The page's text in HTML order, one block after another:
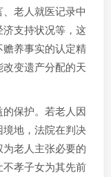
老人就医记录中
支持状况等，这
养事实的认定精
变遗产分配的天
保护。若老人因
地，法院在判决
老人主张必要的
孝子女为其先前